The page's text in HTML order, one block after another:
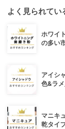
よく見られてい
ホワイ
の多い
アイシ
色&ラ
マニキ
乾タイ